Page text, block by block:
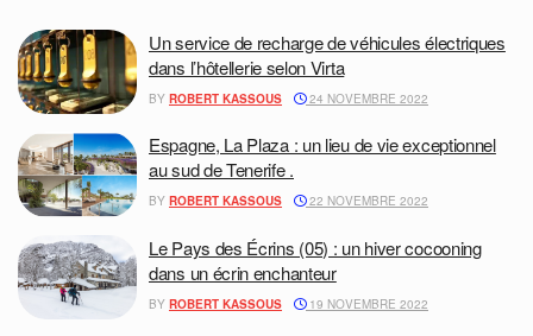
Un service de recharge de véhicules électriques
dans l’hôtellerie selon Virta
BY ROBERT KASSOUS 24 NOVEMBRE 2022
Espagne, La Plaza : un lieu de vie exceptionnel
au sud de Tenerife .
BY ROBERT KASSOUS 22 NOVEMBRE 2022
Le Pays des Écrins (05) : un hiver cocooning
dans un écrin enchanteur
BY ROBERT KASSOUS 19 NOVEMBRE 2022